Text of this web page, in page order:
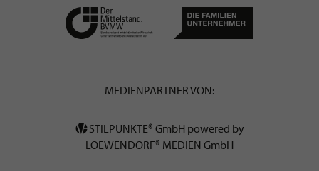
MEDIENPARTNER VON:
STILPUNKTE® GmbH powered by
LOEWENDORF® MEDIEN GmbH